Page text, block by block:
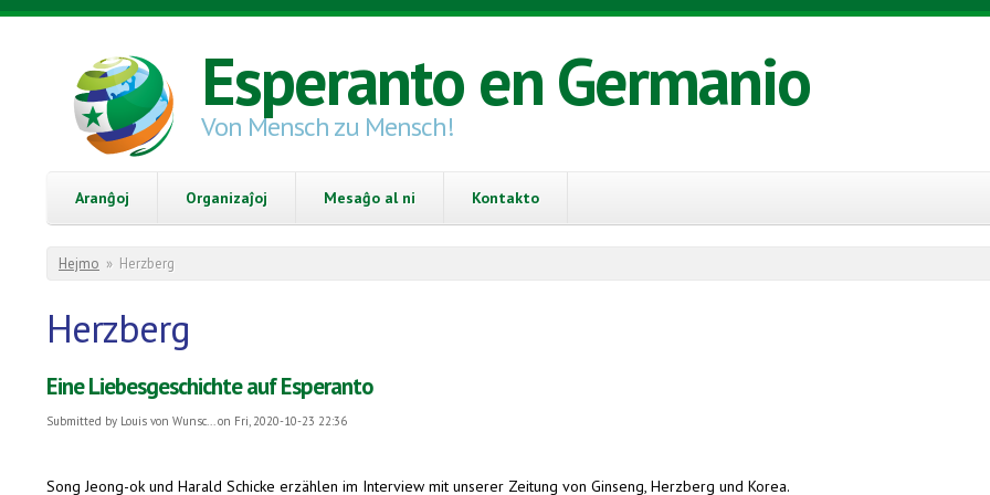
Skip to main content
Esperanto en Germanio
Von Mensch zu Mensch!
Aranĝoj Organizaĵoj Mesaĝo al ni Kontakto
You are here
Hejmo » Herzberg
Herzberg
Eine Liebesgeschichte auf Esperanto
Submitted by Louis von Wunsc...on Fri, 2020-10-23 22:36
Song Jeong-ok und Harald Schicke erzählen im Interview mit unserer Zeitung von Ginseng, Herzberg und Korea.